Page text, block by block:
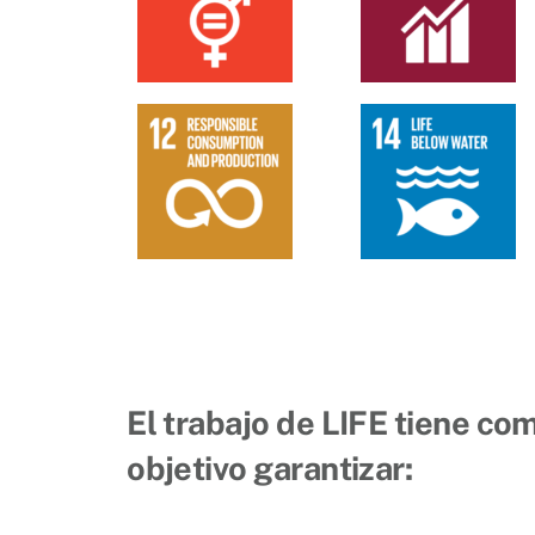
El trabajo de LIFE tiene
objetivo garantizar: